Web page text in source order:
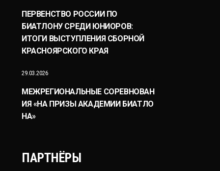
ПЕРВЕНСТВО РОССИИ ПО
БИАТЛОНУ СРЕДИ ЮНИОРОВ:
ИТОГИ ВЫСТУПЛЕНИЯ СБОРНОЙ
КРАСНОЯРСКОГО КРАЯ
29.03.2026
МЕЖРЕГИОНАЛЬНЫЕ СОРЕВНОВАН
ИЯ «НА ПРИЗЫ АКАДЕМИИ БИАТЛО
НА»
ПАРТНЁРЫ